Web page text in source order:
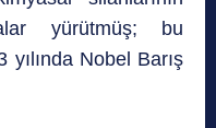
yürütmüş; bu
yılında Nobel Barış